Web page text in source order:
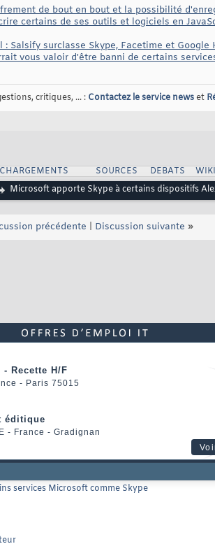
de bout en bout et la possibilité
certains de ses outils et logiciels en
Salsify surclasse Skype, Facetime et
vous valoir d'être banni de certains
critiques, ... : Contactez le service newset
SOURCES DEBATS WIKI
Microsoft apporte Skype à certains dispositifs
précédente Discussion suivante »
Recette H/F
- Paris 75015
éditique
- France - Gradignan
services Microsoft comme Skype